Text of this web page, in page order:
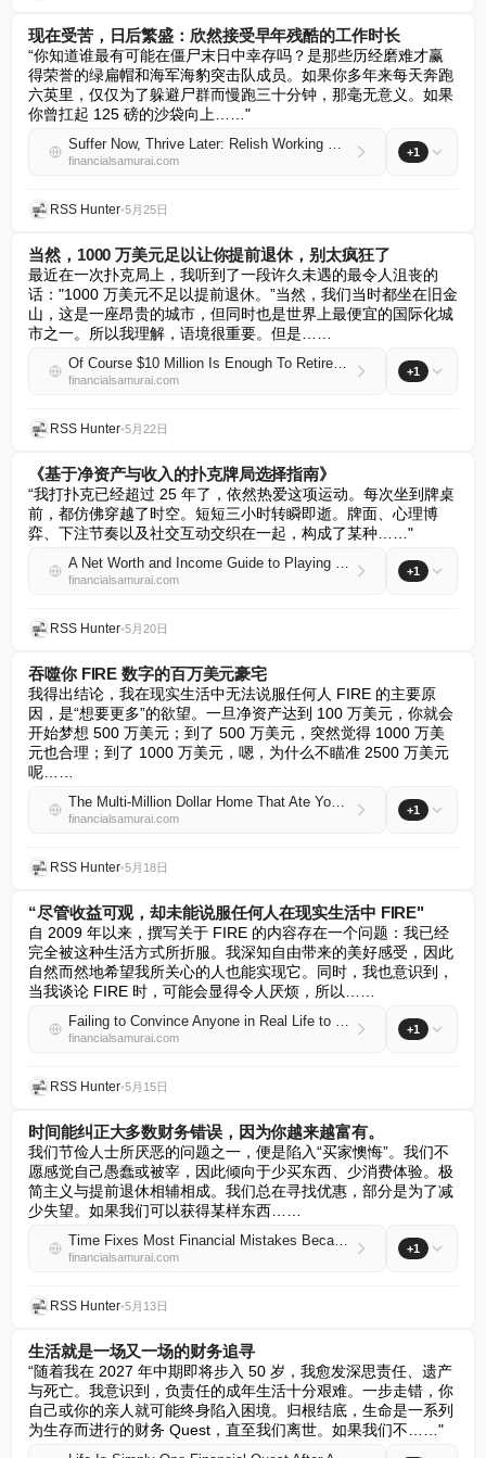
现在受苦，日后繁盛：欣然接受早年残酷的工作时长
“你知道谁最有可能在僵尸末日中幸存吗？是那些历经磨难才赢
得荣誉的绿扁帽和海军海豹突击队成员。如果你多年来每天奔跑
六英里，仅仅为了躲避尸群而慢跑三十分钟，那毫无意义。如果
你曾扛起 125 磅的沙袋向上……"
Suffer Now, Thrive Later: Relish Working Brutal Hours Early in Life
financialsamurai.com
+1
RSS Hunter•5月25日
当然，1000 万美元足以让你提前退休，别太疯狂了
最近在一次扑克局上，我听到了一段许久未遇的最令人沮丧的
话："1000 万美元不足以提前退休。”当然，我们当时都坐在旧金
山，这是一座昂贵的城市，但同时也是世界上最便宜的国际化城
市之一。所以我理解，语境很重要。但是……
Of Course $10 Million Is Enough To Retire Early, Don’t Be Crazy
financialsamurai.com
+1
RSS Hunter•5月22日
《基于净资产与收入的扑克牌局选择指南》
“我打扑克已经超过 25 年了，依然热爱这项运动。每次坐到牌桌
前，都仿佛穿越了时空。短短三小时转瞬即逝。牌面、心理博
弈、下注节奏以及社交互动交织在一起，构成了某种……"
A Net Worth and Income Guide to Playing the Right Poker Stakes
financialsamurai.com
+1
RSS Hunter•5月20日
吞噬你 FIRE 数字的百万美元豪宅
我得出结论，我在现实生活中无法说服任何人 FIRE 的主要原
因，是“想要更多”的欲望。一旦净资产达到 100 万美元，你就会
开始梦想 500 万美元；到了 500 万美元，突然觉得 1000 万美
元也合理；到了 1000 万美元，嗯，为什么不瞄准 2500 万美元
呢……
The Multi-Million Dollar Home That Ate Your FIRE Number
financialsamurai.com
+1
RSS Hunter•5月18日
“尽管收益可观，却未能说服任何人在现实生活中 FIRE"
自 2009 年以来，撰写关于 FIRE 的内容存在一个问题：我已经
完全被这种生活方式所折服。我深知自由带来的美好感受，因此
自然而然地希望我所关心的人也能实现它。同时，我也意识到，
当我谈论 FIRE 时，可能会显得令人厌烦，所以……
Failing to Convince Anyone in Real Life to FIRE Despite Big Gains
financialsamurai.com
+1
RSS Hunter•5月15日
时间能纠正大多数财务错误，因为你越来越富有。
我们节俭人士所厌恶的问题之一，便是陷入“买家懊悔”。我们不
愿感觉自己愚蠢或被宰，因此倾向于少买东西、少消费体验。极
简主义与提前退休相辅相成。我们总在寻找优惠，部分是为了减
少失望。如果我们可以获得某样东西……
Time Fixes Most Financial Mistakes Because You Grow Richer
financialsamurai.com
+1
RSS Hunter•5月13日
生活就是一场又一场的财务追寻
“随着我在 2027 年中期即将步入 50 岁，我愈发深思责任、遗产
与死亡。我意识到，负责任的成年生活十分艰难。一步走错，你
自己或你的亲人就可能终身陷入困境。归根结底，生命是一系列
为生存而进行的财务 Quest，直至我们离世。如果我们不……"